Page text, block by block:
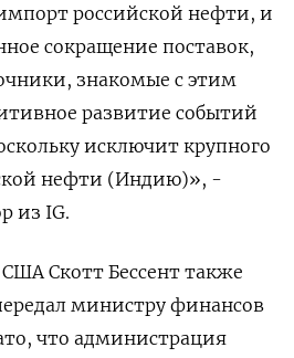
российской нефти, и
сокращение поставок,
знакомые с этим
развитие событий
исключит крупного
нефти (Индию)», -
из IG.
Скотт Бессент также
министру финансов
что администрация